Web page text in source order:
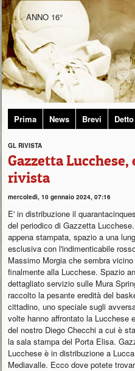
ANNO 16°
Prima News Brevi
GL RIVISTA
Gazzetta
rivista
mercoledì, 10 gennaio 2024, 07:16
E' in distribuzione il
del periodico di Gazzetta
appena stampata, spazio a una
esclusiva con l'indimenticabile
Massimo Morgia che sembra
finalmente alla Lucchese. Spazio
dettagliato servizio sulle Mura
raccolto la pesante eredità del
cittadino, uno speciale sugli
volte hanno affrontato la Lucchese
del nostro Diego Checchi a cui è
la sala stampa del Porta Elisa.
Lucchese è in distribuzione a
Mediavalle. Ecco dove potete